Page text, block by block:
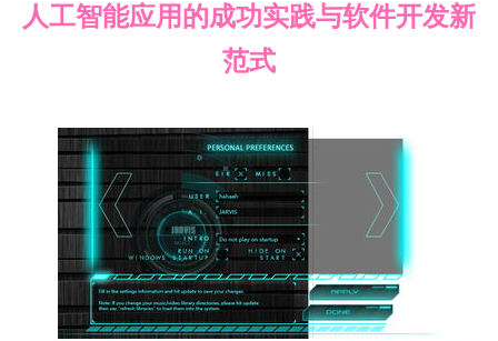
人工智能应用的成功实践与软件开发新
范式